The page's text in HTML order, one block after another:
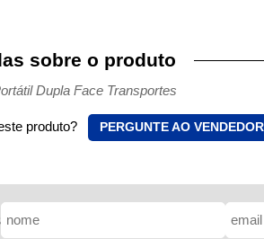
sobre o produto
Dupla Face Transportes
produto? PERGUNTE AO VENDEDOR